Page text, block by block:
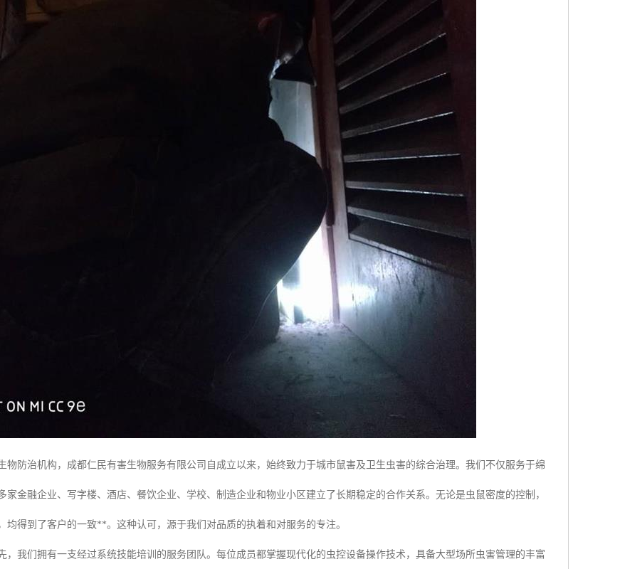
物防治机构，成都仁民有害生物服务有限公司自成立以来，始终致力于城市鼠害及卫生虫害的综合治理。我们不仅服务于绵
家金融企业、写字楼、酒店、餐饮企业、学校、制造企业和物业小区建立了长期稳定的合作关系。无论是虫鼠密度的控制，
均得到了客户的一致**。这种认可，源于我们对品质的执着和对服务的专注。
，我们拥有一支经过系统技能培训的服务团队。每位成员都掌握现代化的虫控设备操作技术，具备大型场所虫害管理的丰富